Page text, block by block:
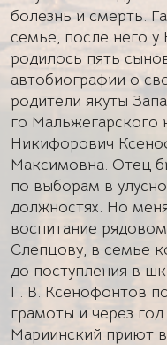
болезнь и смерть.
семье, после него
родилось пять
автобиографии о
родители якуты
го Мальжегарского
Никифорович
Максимовна. Отец
по выборам в
должностях. Но
воспитание
Слепцову, в семье
до поступления в
Г. В. Ксенофонтов
грамоты и через
Мариинский приют в